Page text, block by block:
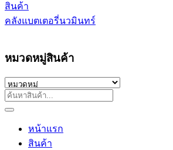
สินค้า
คลังแบตเตอรี่นวมินทร์
หมวดหมู่สินค้า
หน้าแรก
สินค้า